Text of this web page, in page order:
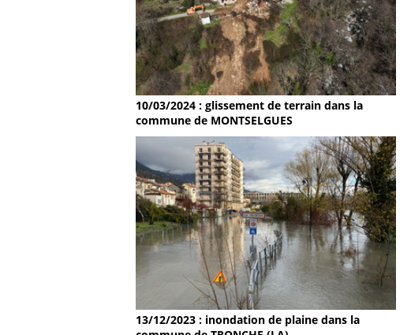
10/03/2024 : glissement de terrain dans la
commune de MONTSELGUES
13/12/2023 : inondation de plaine dans la